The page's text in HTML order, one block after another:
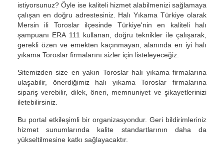
istiyorsunuz? Öyle ise kaliteli hizmet alabilmenizi sağlamaya
çalışan en doğru adrestesiniz. Halı Yıkama Türkiye olarak
Mersin ili Toroslar ilçesinde Türkiye'nin en kaliteli halı
şampuanı ERA 111 kullanan, doğru teknikler ile çalışarak,
gerekli özen ve emekten kaçınmayan, alanında en iyi halı
yıkama Toroslar firmalarını sizler için listeleyeceğiz.
Sitemizden size en yakın Toroslar halı yıkama firmalarına
ulaşabilir, önerdiğimiz halı yıkama Toroslar firmalarına
sipariş verebilir, dilek, öneri, memnuniyet ve şikayetlerinizi
iletebilirsiniz.
Bu portal etkileşimli bir organizasyondur. Geri bildirimleriniz
hizmet sunumlarında kalite standartlarının daha da
yükseltilmesine katkı sağlayacaktır.